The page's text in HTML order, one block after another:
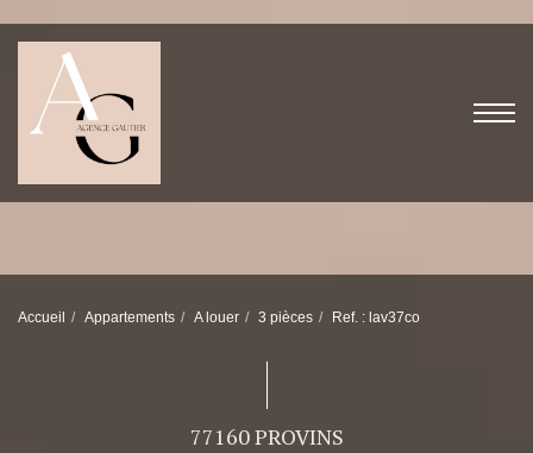
Accueil Appartements A louer 3 pièces Ref. : lav37co
77160 PROVINS